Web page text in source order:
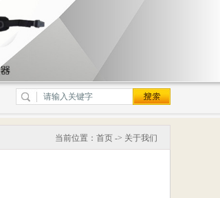
当前位置： 首页 -> 关于我们